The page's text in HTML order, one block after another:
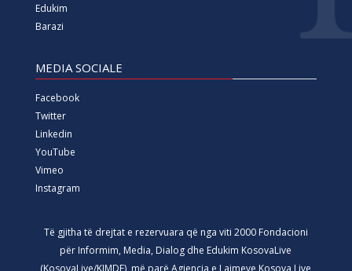
Edukim
Barazi
MEDIA SOCIALE
Facebook
Twitter
Linkedin
YouTube
Vimeo
Instagram
Të gjitha të drejtat e rezervuara që nga viti 2000 Fondacioni
për Informim, Media, Dialog dhe Edukim KosovaLive
(KosovaLive/KIMDE), më parë Agjencia e Lajmeve Kosova Live